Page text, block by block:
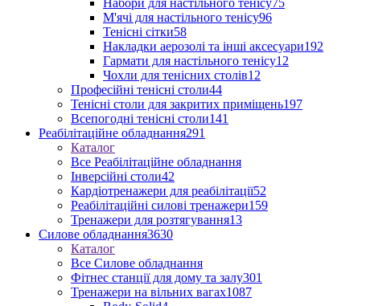
Набори для настільного тенісу75
М'ячі для настільного тенісу96
Тенісні сітки58
Накладки аерозолі та інші аксесуари192
Гармати для настільного тенісу12
Чохли для тенісних столів12
Професійні тенісні столи44
Тенісні столи для закритих приміщень197
Всепогодні тенісні столи141
Реабілітаційне обладнання291
Каталог
Все Реабілітаційне обладнання
Інверсійні столи42
Кардіотренажери для реабілітації52
Реабілітаційні силові тренажери159
Тренажери для розтягування13
Силове обладнання3630
Каталог
Все Силове обладнання
Фітнес станції для дому та залу301
Тренажери на вільних вагах1087